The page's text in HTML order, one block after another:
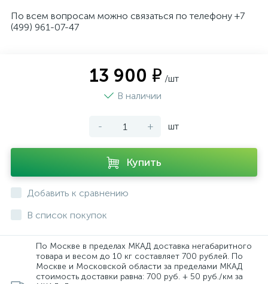
По всем вопросам можно связаться по телефону +7
(499) 961-07-47
13 900 ₽ /шт
В наличии
- + шт
Купить
Добавить к сравнению
В список покупок
По Москве в пределах МКАД доставка негабаритного
товара и весом до 10 кг составляет 700 рублей. По
Москве и Московской области за пределами МКАД
стоимость доставки равна: 700 руб. + 50 руб./км за